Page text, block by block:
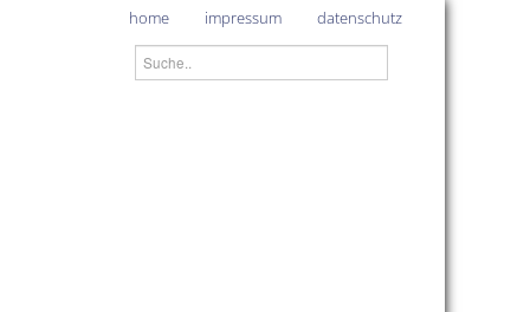
home impressum datenschutz